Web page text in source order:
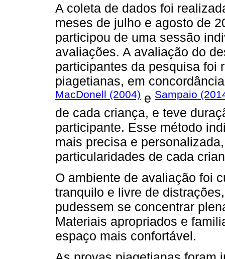
A coleta de dados foi
meses de julho e agosto de
participou de uma sessão
avaliações. A avaliação do
participantes da pesquisa foi
piagetianas, em
MacDonell (2004) e Sampaio
de cada criança, e teve
participante. Esse método
mais precisa e
particularidades de cada
O ambiente de avaliação foi
tranquilo e livre de
pudessem se concentrar
Materiais apropriados e
espaço mais confortável.